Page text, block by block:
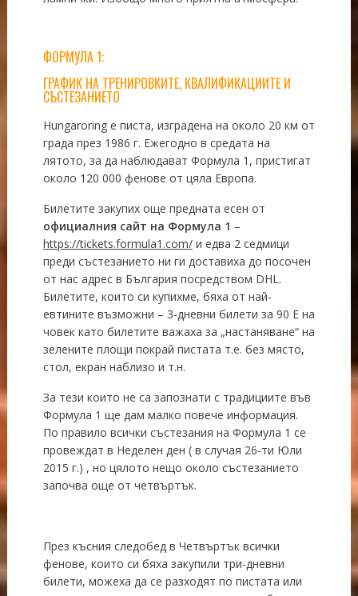
ФОРМУЛА 1:
ГРАФИК НА ТРЕНИРОВКИТЕ, КВАЛИФИКАЦИИТЕ И
СЪСТЕЗАНИЕТО
Hungaroring е писта, изградена на около 20 км от
града през 1986 г. Ежегодно в средата на
лятото, за да наблюдават Формула 1, пристигат
около 120 000 фенове от цяла Европа.
Билетите закупих още предната есен от
официалния сайт на Формула 1 –
https://tickets.formula1.com/и едва 2 седмици
преди състезанието ни ги доставиха до посочен
от нас адрес в България посредством DHL.
Билетите, които си купихме, бяха от най-
евтините възможни – 3-дневни билети за 90 Е на
човек като билетите важаха за „настаняване“ на
зелените площи покрай пистата т.е. без място,
стол, екран наблизо и т.н.
За тези които не са запознати с традициите във
Формула 1 ще дам малко повече информация.
По правило всички състезания на Формула 1 се
провеждат в Неделен ден ( в случая 26-ти Юли
2015 г.) , но цялото нещо около състезанието
започва още от четвъртък.
През късния следобед в Четвъртък всички
фенове, които си бяха закупили три-дневни
билети, можеха да се разходят по пистата или